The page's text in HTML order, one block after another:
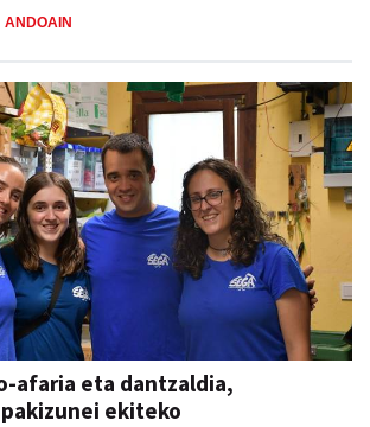
ANDOAIN
afaria eta dantzaldia,
ekiteko